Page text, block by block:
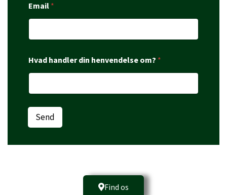
Email *
Hvad handler din henvendelse om? *
Send
Find os